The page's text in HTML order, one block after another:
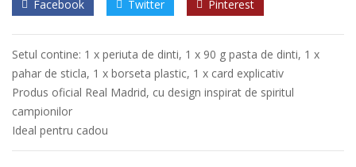
Facebook Twitter Pinterest
Setul contine: 1 x periuta de dinti, 1 x 90 g pasta de dinti, 1 x
pahar de sticla, 1 x borseta plastic, 1 x card explicativ
Produs oficial Real Madrid, cu design inspirat de spiritul
campionilor
Ideal pentru cadou